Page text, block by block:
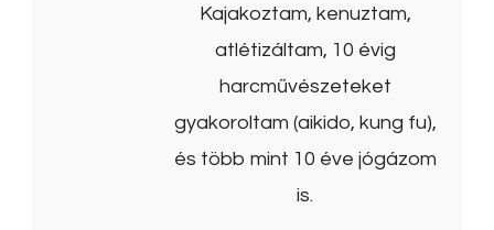
Kajakoztam, kenuztam,
atlétizáltam, 10 évig
harcművészeteket
gyakoroltam (aikido, kung fu),
és több mint 10 éve jógázom
is.